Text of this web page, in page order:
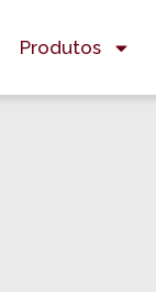
Produtos